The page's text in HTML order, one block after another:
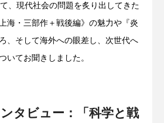
、現代社会の問題を炙り出してきた
海・三部作＋戦後編》の魅力や『炎
、そして海外への眼差し、次世代へ
いてお聞きしました。
タビュー：「科学と戦